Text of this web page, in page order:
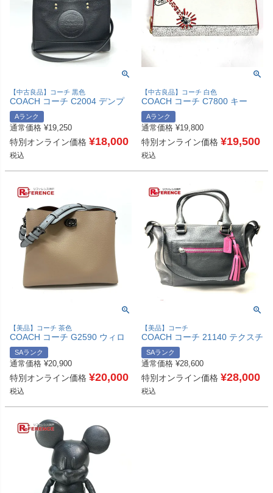
【中古良品】コーチ 黒色
COACH コーチ C2004 デンプ
シー キャリーオール ウィズ パ
ッチ トートバッグ 2WAY カバ
ン バッグ ハンドバッグ レザー
レディース ブラック 【中古】
Aランク
通常価格 ¥19,250
特別オンライン価格 ¥18,000
税込
【中古良品】コーチ 白色
COACH コーチ C7800 キー
ス・へリング コラボ ミッキー
マウス アコーディオン ラウン
ドファスナー DISNEY 長財布
レザー レディース ホワイト
【中古】
Aランク
通常価格 ¥19,800
特別オンライン価格 ¥19,500
税込
【美品】コーチ 茶色
COACH コーチ G2590 ウィロ
ウ ターンロック 2WAY 肩掛け
斜め掛け カバン ショルダーバ
ッグ レザー レディース ブラウ
ンベージュ×ブルー×ボルドー
【中古】
SAランク
通常価格 ¥20,900
特別オンライン価格 ¥20,000
税込
【美品】コーチ
COACH コーチ 21140 テクスチ
ャード レガシー サッチェル カ
バン ショルダーバッグ レザー
レディース チャコールグレー
グレー 【中古】
SAランク
通常価格 ¥28,600
特別オンライン価格 ¥28,000
税込